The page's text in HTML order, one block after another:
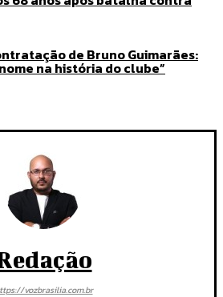
de Bruno Guimarães:
na história do clube”
vozbrasilia.com.br